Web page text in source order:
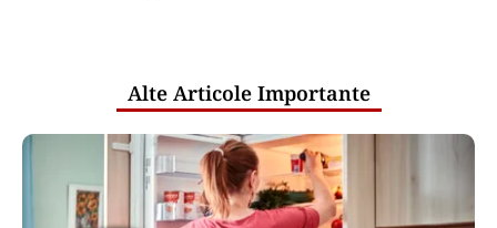
Alte Articole Importante